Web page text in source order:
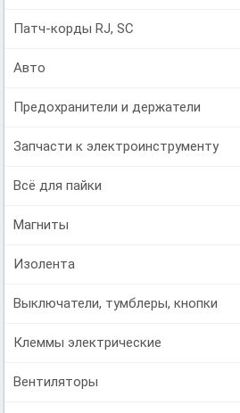
Патч-корды RJ, SC
Авто
Предохранители и держатели
Запчасти к электроинструменту
Всё для пайки
Магниты
Изолента
Выключатели, тумблеры, кнопки
Клеммы электрические
Вентиляторы